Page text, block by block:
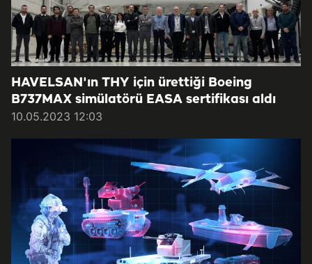
HAVELSAN'ın THY için ürettiği Boeing
B737MAX simülatörü EASA sertifikası aldı
10.05.2023 12:03